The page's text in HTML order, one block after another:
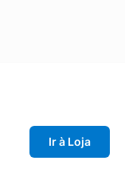
Ir à Loja